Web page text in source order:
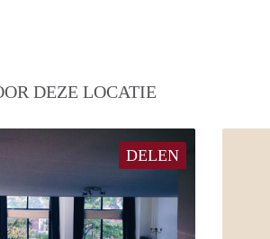
DEZE LOCATIE
DELEN